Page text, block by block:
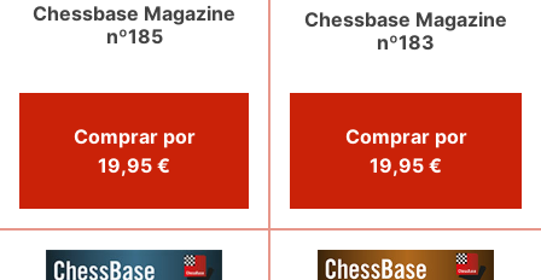
Chessbase Magazine
nº185
Comprar por
19,95 €
Chessbase Magazine
nº183
Comprar por
19,95 €